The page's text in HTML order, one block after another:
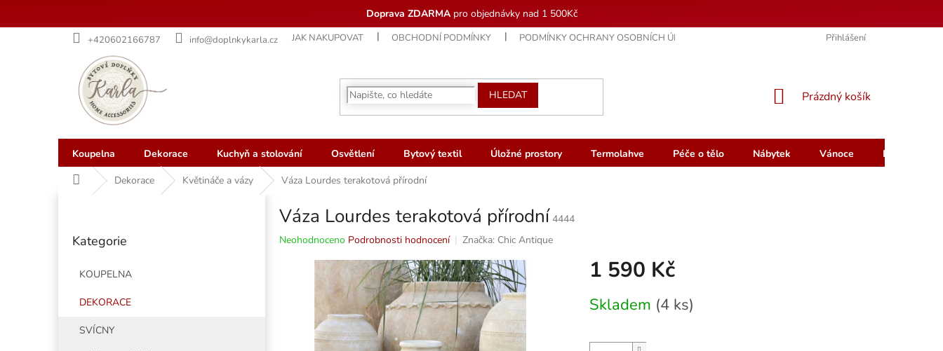
Doprava ZDARMApro objednávky nad 1 500Kč
+420602166787 info@doplnkykarla.cz JAK NAKUPOVAT OBCHODNÍ PODMÍNKY PODMÍNKY OCHRANY OSOBNÍCH ÚDAJŮ HODNOCENÍ OBCHODU
Přihlášení
HLEDAT
NÁKUPNÍ
Prázdný košík
Koupelna Dekorace Kuchyň a stolování Osvětlení Bytový textil Úložné prostory Termolahve Péče o tělo Nábytek Vánoce
Dárkový
Domů Dekorace Květináče a vázy Váza Lourdes terakotová přírodní
kategorie
Kategorie
KOUPELNA
DEKORACE
SVÍCNY
Váza Lourdes terakotová přírodní 4444
Průměrné
hvězdiček.
Neohodnoceno Podrobnosti hodnocení Značka: Chic Antique
1 590 Kč
cena:
Skladem (4 ks)